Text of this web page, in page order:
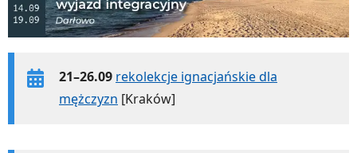
21–26.09 rekolekcje ignacjańskie dla
mężczyzn [Kraków]